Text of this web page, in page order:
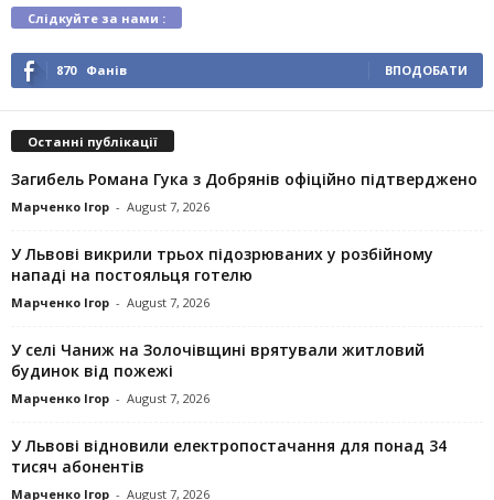
Слідкуйте за нами :
870 Фанів ВПОДОБАТИ
Останні публікації
Загибель Романа Гука з Добрянів офіційно підтверджено
Марченко Ігор - August 7, 2026
У Львові викрили трьох підозрюваних у розбійному
нападі на постояльця готелю
Марченко Ігор - August 7, 2026
У селі Чаниж на Золочівщині врятували житловий
будинок від пожежі
Марченко Ігор - August 7, 2026
У Львові відновили електропостачання для понад 34
тисяч абонентів
Марченко Ігор - August 7, 2026